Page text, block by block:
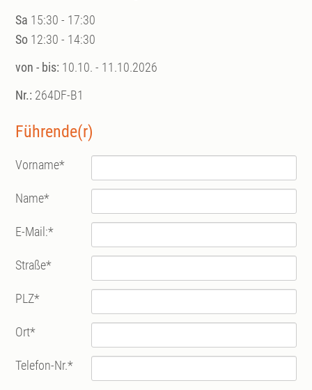
Sa 15:30 - 17:30
So 12:30 - 14:30
von - bis: 10.10. - 11.10.2026
Nr.: 264DF-B1
Führende(r)
Vorname*
Name*
E-Mail:*
Straße*
PLZ*
Ort*
Telefon-Nr.*